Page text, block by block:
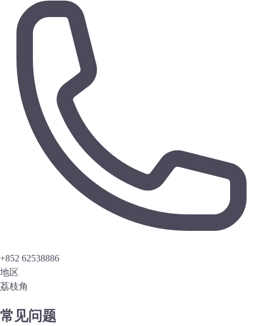
+852 62538886
地区
荔枝角
常见问题